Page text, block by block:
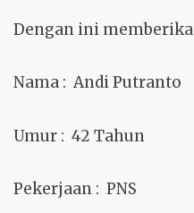
Dengan ini
Nama : Andi Putranto
Umur : 42 Tahun
Pekerjaan : PNS